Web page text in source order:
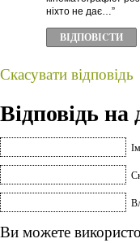
ніхто не дає…”
ВІДПОВІCТИ
Скасувати відповідь
Відповідь на
Ви можете